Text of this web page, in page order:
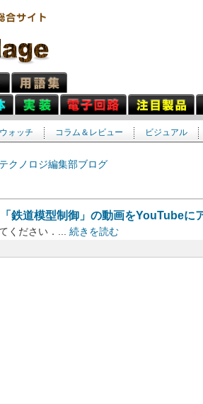
ォッチ コラム＆レビュー ビジュアル
クノロジ編集部ブログ
鉄道模型制御」の動画をYouTubeに
ください．... 続きを読む